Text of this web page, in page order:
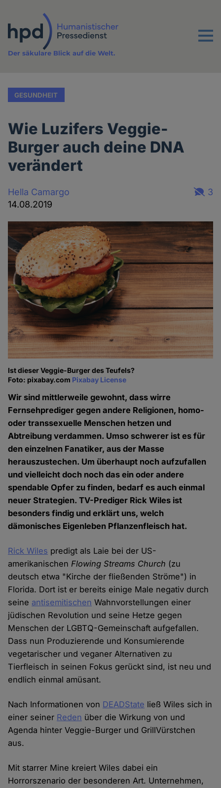
Inhalt
Menu
Der säkulare Blick auf die Welt.
GESUNDHEIT
Wie Luzifers Veggie-
Burger auch deine DNA
verändert
Hella Camargo
14.08.2019
3
Ist dieser Veggie-Burger des Teufels?
Foto: pixabay.com Pixabay License
Wir sind mittlerweile gewohnt, dass wirre
Fernsehprediger gegen andere Religionen, homo-
oder transsexuelle Menschen hetzen und
Abtreibung verdammen. Umso schwerer ist es für
den einzelnen Fanatiker, aus der Masse
herauszustechen. Um überhaupt noch aufzufallen
und vielleicht doch noch das ein oder andere
spendable Opfer zu finden, bedarf es auch einmal
neuer Strategien. TV-Prediger Rick Wiles ist
besonders findig und erklärt uns, welch
dämonisches Eigenleben Pflanzenfleisch hat.
Rick Wiles predigt als Laie bei der US-
amerikanischenFlowing Streams Church (zu
deutsch etwa "Kirche der fließenden Ströme") in
Florida. Dort ist er bereits einige Male negativ durch
seine antisemitischen Wahnvorstellungen einer
jüdischen Revolution und seine Hetze gegen
Menschen der LGBTQ-Gemeinschaft aufgefallen.
Dass nun Produzierende und Konsumierende
vegetarischer und veganer Alternativen zu
Tierfleisch in seinen Fokus gerückt sind, ist neu und
endlich einmal amüsant.
Nach Informationen von DEADState ließ Wiles sich in
einer seiner Reden über die Wirkung von und
Agenda hinter Veggie-Burger und GrillVürstchen
aus.
Mit starrer Mine kreiert Wiles dabei ein
Horrorszenario der besonderen Art. Unternehmen,